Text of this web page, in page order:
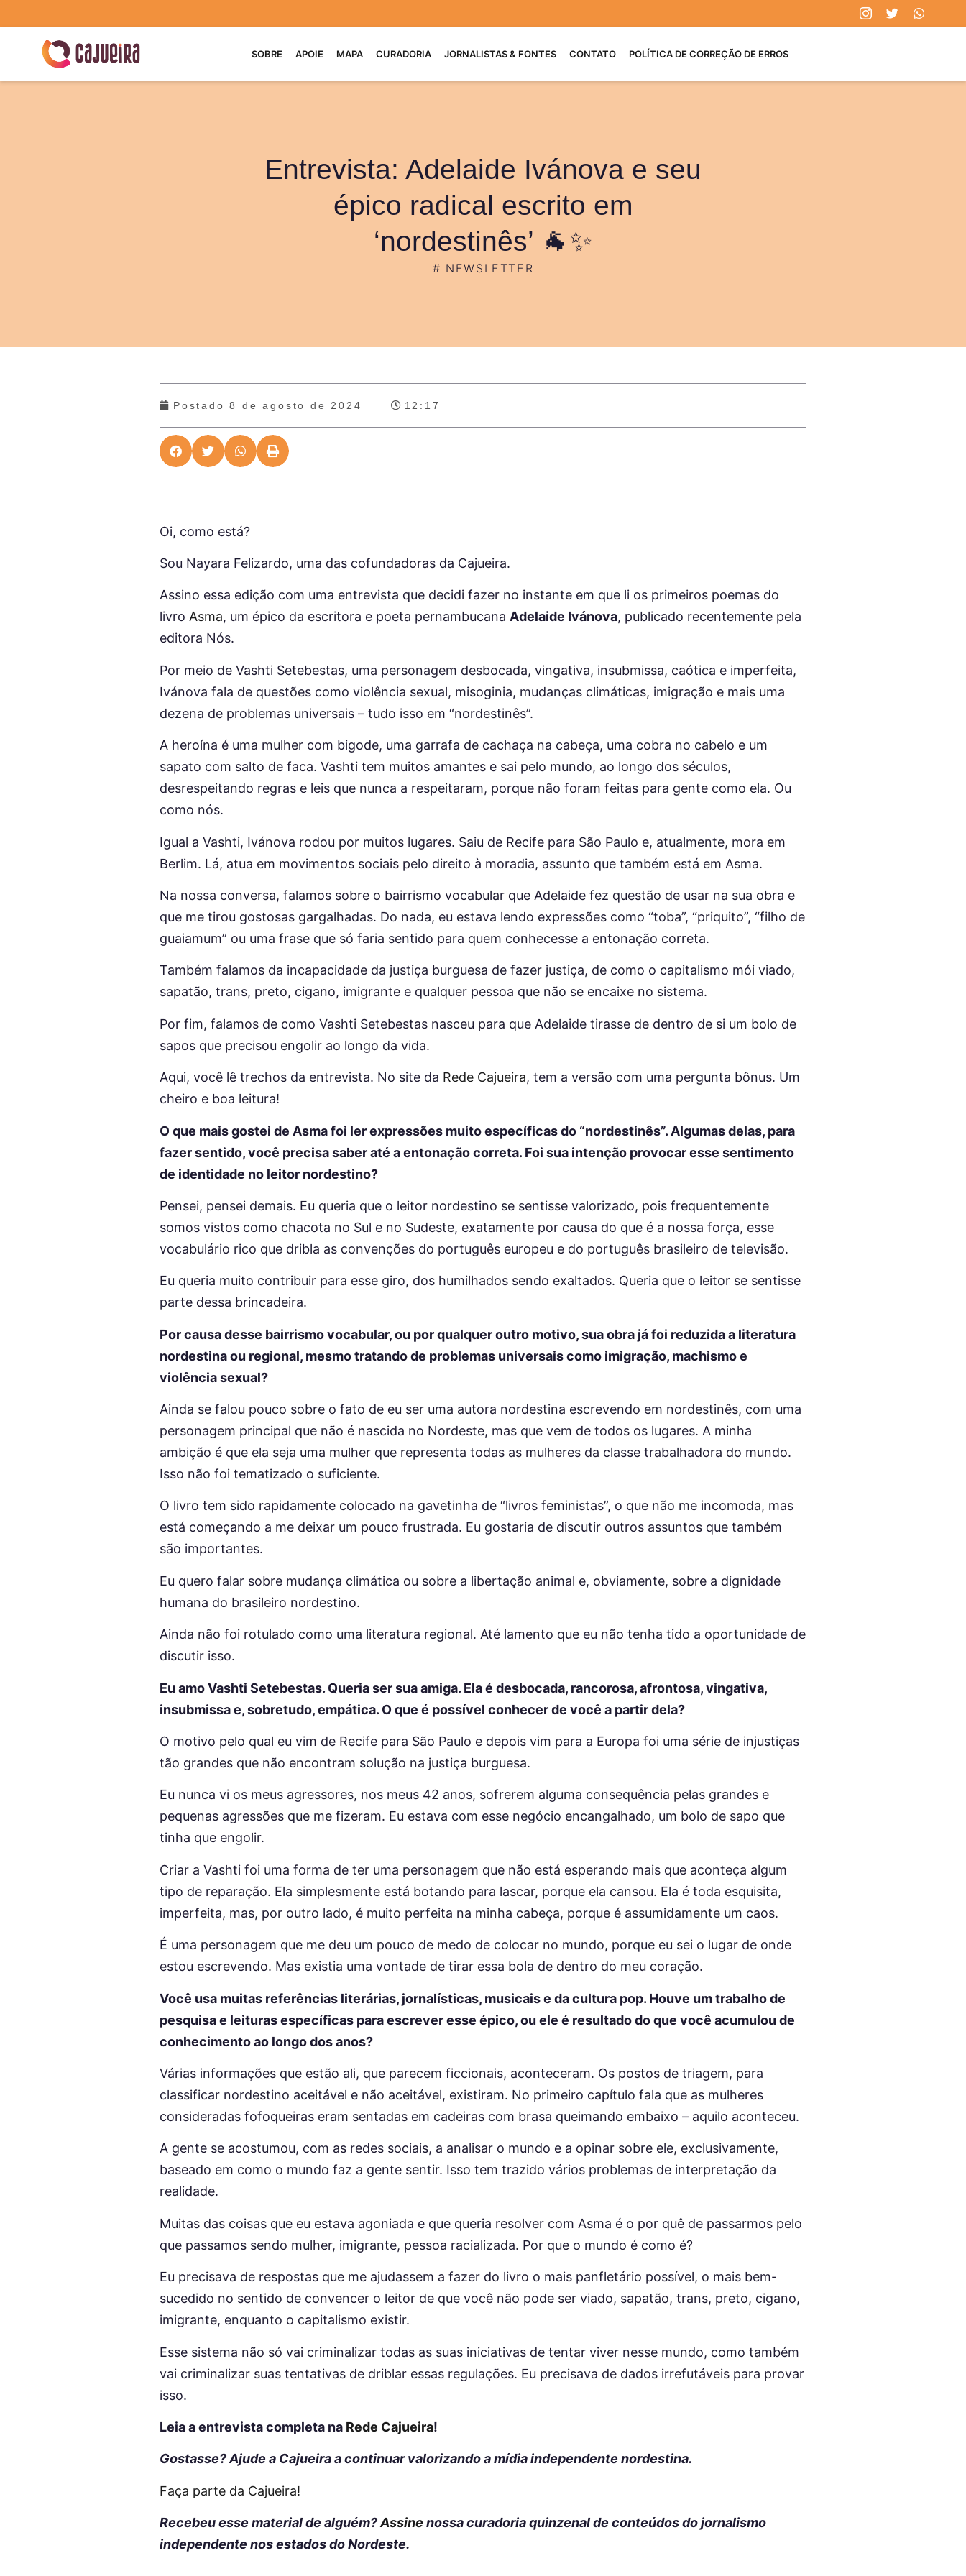
SOBRE APOIE MAPA CURADORIA JORNALISTAS & FONTES CONTATO POLÍTICA DE CORREÇÃO DE ERROS
Entrevista: Adelaide Ivánova e seu
épico radical escrito em
‘nordestinês’ 🐐✨
# NEWSLETTER
Postado 8 de agosto de 2024 12:17
Oi, como está?
Sou Nayara Felizardo, uma das cofundadoras da Cajueira.
Assino essa edição com uma entrevista que decidi fazer no instante em que li os primeiros poemas do
livro Asma, um épico da escritora e poeta pernambucana Adelaide Ivánova, publicado recentemente pela
editora Nós.
Por meio de Vashti Setebestas, uma personagem desbocada, vingativa, insubmissa, caótica e imperfeita,
Ivánova fala de questões como violência sexual, misoginia, mudanças climáticas, imigração e mais uma
dezena de problemas universais – tudo isso em “nordestinês”.
A heroína é uma mulher com bigode, uma garrafa de cachaça na cabeça, uma cobra no cabelo e um
sapato com salto de faca. Vashti tem muitos amantes e sai pelo mundo, ao longo dos séculos,
desrespeitando regras e leis que nunca a respeitaram, porque não foram feitas para gente como ela. Ou
como nós.
Igual a Vashti, Ivánova rodou por muitos lugares. Saiu de Recife para São Paulo e, atualmente, mora em
Berlim. Lá, atua em movimentos sociais pelo direito à moradia, assunto que também está em Asma.
Na nossa conversa, falamos sobre o bairrismo vocabular que Adelaide fez questão de usar na sua obra e
que me tirou gostosas gargalhadas. Do nada, eu estava lendo expressões como “toba”, “priquito”, “filho de
guaiamum” ou uma frase que só faria sentido para quem conhecesse a entonação correta.
Também falamos da incapacidade da justiça burguesa de fazer justiça, de como o capitalismo mói viado,
sapatão, trans, preto, cigano, imigrante e qualquer pessoa que não se encaixe no sistema.
Por fim, falamos de como Vashti Setebestas nasceu para que Adelaide tirasse de dentro de si um bolo de
sapos que precisou engolir ao longo da vida.
Aqui, você lê trechos da entrevista. No site da Rede Cajueira, tem a versão com uma pergunta bônus. Um
cheiro e boa leitura!
O que mais gostei de Asma foi ler expressões muito específicas do “nordestinês”. Algumas delas, para
fazer sentido, você precisa saber até a entonação correta. Foi sua intenção provocar esse sentimento
de identidade no leitor nordestino?
Pensei, pensei demais. Eu queria que o leitor nordestino se sentisse valorizado, pois frequentemente
somos vistos como chacota no Sul e no Sudeste, exatamente por causa do que é a nossa força, esse
vocabulário rico que dribla as convenções do português europeu e do português brasileiro de televisão.
Eu queria muito contribuir para esse giro, dos humilhados sendo exaltados. Queria que o leitor se sentisse
parte dessa brincadeira.
Por causa desse bairrismo vocabular, ou por qualquer outro motivo, sua obra já foi reduzida a literatura
nordestina ou regional, mesmo tratando de problemas universais como imigração, machismo e
violência sexual?
Ainda se falou pouco sobre o fato de eu ser uma autora nordestina escrevendo em nordestinês, com uma
personagem principal que não é nascida no Nordeste, mas que vem de todos os lugares. A minha
ambição é que ela seja uma mulher que representa todas as mulheres da classe trabalhadora do mundo.
Isso não foi tematizado o suficiente.
O livro tem sido rapidamente colocado na gavetinha de “livros feministas”, o que não me incomoda, mas
está começando a me deixar um pouco frustrada. Eu gostaria de discutir outros assuntos que também
são importantes.
Eu quero falar sobre mudança climática ou sobre a libertação animal e, obviamente, sobre a dignidade
humana do brasileiro nordestino.
Ainda não foi rotulado como uma literatura regional. Até lamento que eu não tenha tido a oportunidade de
discutir isso.
Eu amo Vashti Setebestas. Queria ser sua amiga. Ela é desbocada, rancorosa, afrontosa, vingativa,
insubmissa e, sobretudo, empática. O que é possível conhecer de você a partir dela?
O motivo pelo qual eu vim de Recife para São Paulo e depois vim para a Europa foi uma série de injustiças
tão grandes que não encontram solução na justiça burguesa.
Eu nunca vi os meus agressores, nos meus 42 anos, sofrerem alguma consequência pelas grandes e
pequenas agressões que me fizeram. Eu estava com esse negócio encangalhado, um bolo de sapo que
tinha que engolir.
Criar a Vashti foi uma forma de ter uma personagem que não está esperando mais que aconteça algum
tipo de reparação. Ela simplesmente está botando para lascar, porque ela cansou. Ela é toda esquisita,
imperfeita, mas, por outro lado, é muito perfeita na minha cabeça, porque é assumidamente um caos.
É uma personagem que me deu um pouco de medo de colocar no mundo, porque eu sei o lugar de onde
estou escrevendo. Mas existia uma vontade de tirar essa bola de dentro do meu coração.
Você usa muitas referências literárias, jornalísticas, musicais e da cultura pop. Houve um trabalho de
pesquisa e leituras específicas para escrever esse épico, ou ele é resultado do que você acumulou de
conhecimento ao longo dos anos?
Várias informações que estão ali, que parecem ficcionais, aconteceram. Os postos de triagem, para
classificar nordestino aceitável e não aceitável, existiram. No primeiro capítulo fala que as mulheres
consideradas fofoqueiras eram sentadas em cadeiras com brasa queimando embaixo – aquilo aconteceu.
A gente se acostumou, com as redes sociais, a analisar o mundo e a opinar sobre ele, exclusivamente,
baseado em como o mundo faz a gente sentir. Isso tem trazido vários problemas de interpretação da
realidade.
Muitas das coisas que eu estava agoniada e que queria resolver com Asma é o por quê de passarmos pelo
que passamos sendo mulher, imigrante, pessoa racializada. Por que o mundo é como é?
Eu precisava de respostas que me ajudassem a fazer do livro o mais panfletário possível, o mais bem-
sucedido no sentido de convencer o leitor de que você não pode ser viado, sapatão, trans, preto, cigano,
imigrante, enquanto o capitalismo existir.
Esse sistema não só vai criminalizar todas as suas iniciativas de tentar viver nesse mundo, como também
vai criminalizar suas tentativas de driblar essas regulações. Eu precisava de dados irrefutáveis para provar
isso.
Leia a entrevista completa na Rede Cajueira!
Gostasse? Ajude a Cajueira a continuar valorizando a mídia independente nordestina.
Faça parte da Cajueira!
Recebeu esse material de alguém?Assine nossa curadoria quinzenal de conteúdos do jornalismo
independente nos estados do Nordeste.